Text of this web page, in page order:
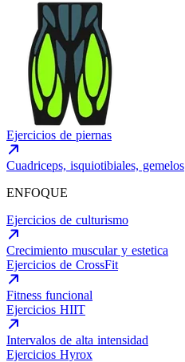
Ejercicios de piernas
Cuadriceps, isquiotibiales, gemelos
ENFOQUE
Ejercicios de culturismo
Crecimiento muscular y estetica
Ejercicios de CrossFit
Fitness funcional
Ejercicios HIIT
Intervalos de alta intensidad
Ejercicios Hyrox